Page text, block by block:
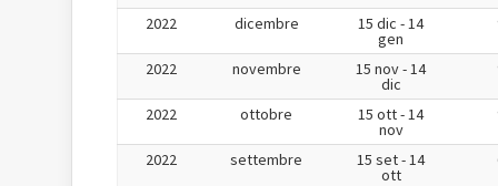
2022
dicembre 15 dic - 14
gen
2022 novembre 15 nov - 14
dic
2022 ottobre 15 ott - 14
nov
2022 settembre 15 set - 14
ott